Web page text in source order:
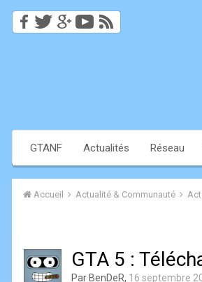
GTANF Actualités Réseau
Accueil Actualité & Communauté
GTA 5 :
Par BenDeR, 16 septembre